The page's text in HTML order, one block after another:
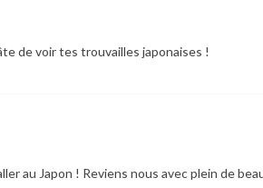
de voir tes trouvailles japonaises !
au Japon ! Reviens nous avec plein de